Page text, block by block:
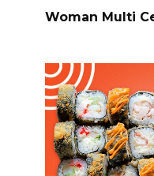
Woman Multi